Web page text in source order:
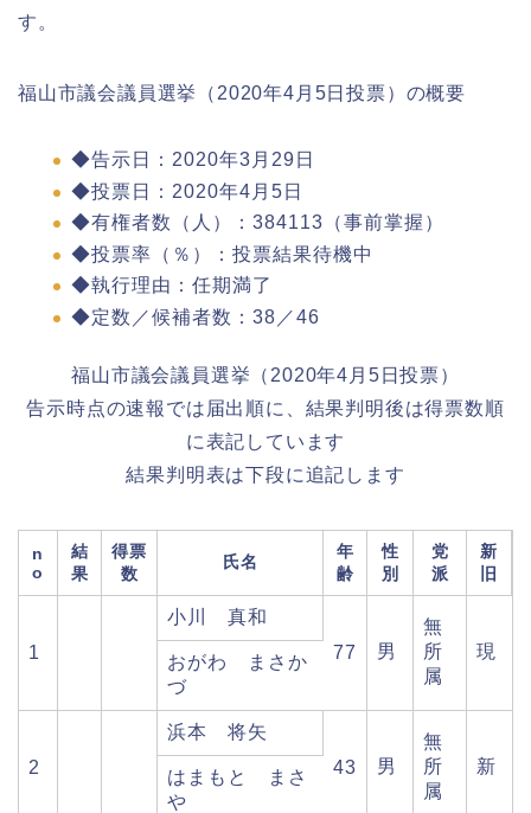
す。
福山市議会議員選挙（2020年4月5日投票）の概要
◆告示日：2020年3月29日
◆投票日：2020年4月5日
◆有権者数（人）：384113（事前掌握）
◆投票率（％）：投票結果待機中
◆執行理由：任期満了
◆定数／候補者数：38／46
福山市議会議員選挙（2020年4月5日投票）
告示時点の速報では届出順に、結果判明後は得票数順
に表記しています
結果判明表は下段に追記します
n
o
結
果
得票
数
氏名
年
齢
性
別
党
派
新
旧
1
小川 真和
77
男
無
所
属
現
おがわ まさか
づ
2
浜本 将矢
43
男
無
所
属
新
はまもと まさ
や